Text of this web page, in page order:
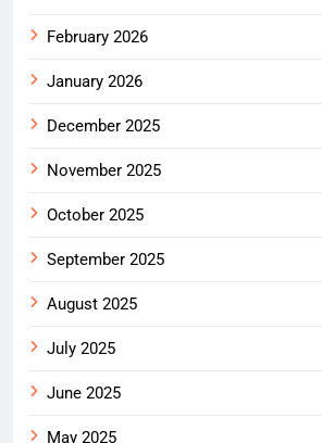
February 2026
January 2026
December 2025
November 2025
October 2025
September 2025
August 2025
July 2025
June 2025
May 2025